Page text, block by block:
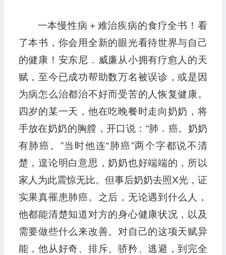
一本慢性病＋难治疾病的食疗全书！看
了本书，你会用全新的眼光看待世界与自己
的健康！安东尼．威廉从小拥有疗愈人的天
赋，至今已成功帮助数万名被误诊，或是因
为病怎么治都治不好而受苦的人恢复健康。
四岁的某一天，他在吃晚餐时走向奶奶，将
手放在奶奶的胸膛，开口说：“肺．癌。奶奶
有肺癌。”当时他连“肺癌”两个字都说不清
楚，遑论明白意思，奶奶也好端端的，所以
家人为此震惊无比。但事后奶奶去照X光，证
实果真罹患肺癌。之后，无论遇到什么人，
他都能清楚知道对方的身心健康状况，以及
需要做些什么来改善。对自己的这项天赋异
能，他从好奇、排斥、骄矜、逃避，到完全